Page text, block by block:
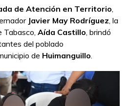
de Atención en Territorio,
Javier May Rodríguez, la
Tabasco, Aída Castillo, brindó
del poblado
de Huimanguillo.